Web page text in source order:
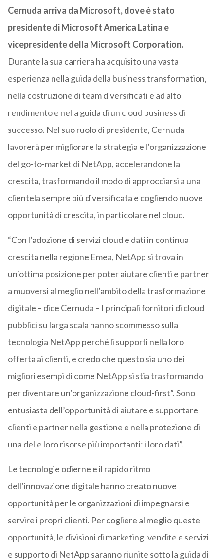
Cernuda arriva da Microsoft, dove è stato
presidente di Microsoft America Latina e
vicepresidente della Microsoft Corporation.
Durante la sua carriera ha acquisito una vasta
esperienza nella guida della business transformation,
nella costruzione di team diversificati e ad alto
rendimento e nella guida di un cloud business di
successo. Nel suo ruolo di presidente, Cernuda
lavorerà per migliorare la strategia e l’organizzazione
del go-to-market di NetApp, accelerandone la
crescita, trasformando il modo di approcciarsi a una
clientela sempre più diversificata e cogliendo nuove
opportunità di crescita, in particolare nel cloud.
“Con l’adozione di servizi cloud e dati in continua
crescita nella regione Emea, NetApp si trova in
un’ottima posizione per poter aiutare clienti e partner
a muoversi al meglio nell’ambito della trasformazione
digitale – dice Cernuda – I principali fornitori di cloud
pubblici su larga scala hanno scommesso sulla
tecnologia NetApp perché li supporti nella loro
offerta ai clienti, e credo che questo sia uno dei
migliori esempi di come NetApp si stia trasformando
per diventare un’organizzazione cloud-first”. Sono
entusiasta dell’opportunità di aiutare e supportare
clienti e partner nella gestione e nella protezione di
una delle loro risorse più importanti: i loro dati”.
Le tecnologie odierne e il rapido ritmo
dell’innovazione digitale hanno creato nuove
opportunità per le organizzazioni di impegnarsi e
servire i propri clienti. Per cogliere al meglio queste
opportunità, le divisioni di marketing, vendite e servizi
e supporto di NetApp saranno riunite sotto la guida di